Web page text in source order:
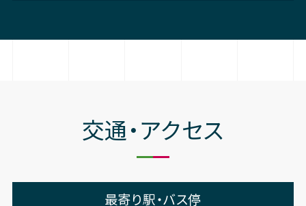
交通・アクセス
最寄り駅・バス停